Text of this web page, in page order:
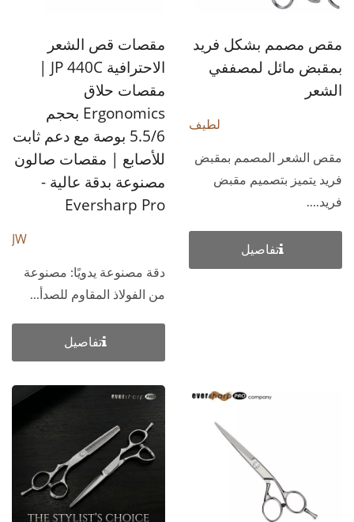
مقص مصمم بشكل فريد
بمقبض مائل لمصففي
الشعر
لطيف
مقص الشعر المصمم بمقبض
فريد يتميز بتصميم مقبض
فريد....
تفاصيل
مقصات قص الشعر
الاحترافية JP 440C |
مقصات حلاق
Ergonomics بحجم
5.5/6 بوصة مع دعم ثابت
للأصابع | مقصات صالون
مصنوعة بدقة عالية -
Eversharp Pro
JW
دقة مصنوعة يدويًا: مصنوعة
من الفولاذ المقاوم للصدأ...
تفاصيل